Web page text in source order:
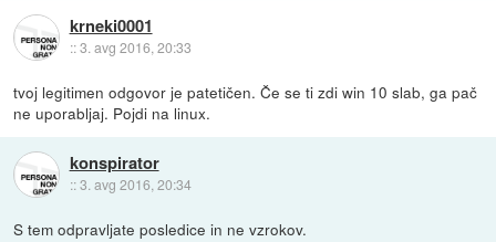
krneki0001
::3. avg 2016, 20:33
tvoj legitimen odgovor je patetičen. Če se ti zdi win 10 slab, ga pač
ne uporabljaj. Pojdi na linux.
konspirator
::3. avg 2016, 20:34
S tem odpravljate posledice in ne vzrokov.